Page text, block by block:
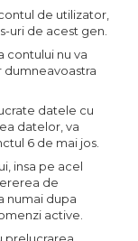
de utilizator,
uri de acest gen.
contului nu va
datele cu
datelor, va
6 de mai jos.
insa pe acel
de
numai dupa
active.